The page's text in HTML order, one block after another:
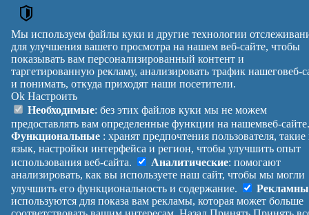
Почтовые индексы Украины. Обновлено : 27-07-2026.
м. Кривий Ріг,
Криворізький р-н,
Дніпропетровська
обл.
22, 24
Вулиця № будинків
Індекс
reklama
Правила
Помощь
Платные
услуги
Политика
конфиденциальности
Манифест
О проекте
Обратная
связь
Украина
Вход |
Выход
Мы используем файлы куки и другие технологии
для улучшения вашего просмотра на нашем веб-сайте, чтобы
показывать вам персонализированный контент и
таргетированную рекламу, анализировать трафик нашеговеб-
и понимать, откуда приходят наши посетители.
Ok Настроить
Необходимые: без этих файлов куки мы не можем
предоставлять вам определенные функции на нашемвеб-
Функциональные : хранят предпочтения пользователя, такие
язык, настройки интерфейса и регион, чтобы улучшить опыт
использования веб-сайта.
Аналитические: помогают
анализировать, как вы используете наш сайт, чтобы мы могли
улучшить его функциональность и содержание.
используются для показа вам рекламы, которая может больше